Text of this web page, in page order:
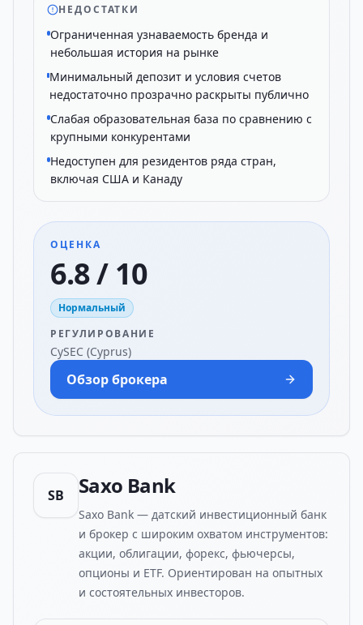
НЕДОСТАТКИ
Ограниченная узнаваемость бренда и
небольшая история на рынке
Минимальный депозит и условия счетов
недостаточно прозрачно раскрыты публично
Слабая образовательная база по сравнению с
крупными конкурентами
Недоступен для резидентов ряда стран,
включая США и Канаду
ОЦЕНКА
6.8 / 10
Нормальный
РЕГУЛИРОВАНИЕ
CySEC (Cyprus)
Обзор брокера
SB Saxo Bank
Saxo Bank — датский инвестиционный банк
и брокер с широким охватом инструментов:
акции, облигации, форекс, фьючерсы,
опционы и ETF. Ориентирован на опытных
и состоятельных инвесторов.